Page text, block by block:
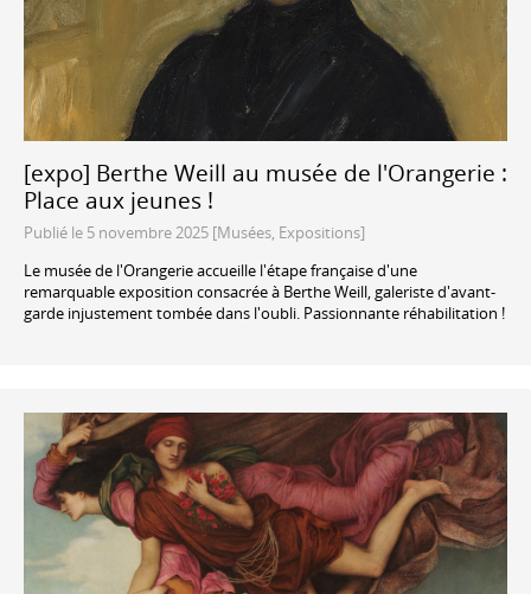
[expo] Berthe Weill au musée de l'Orangerie :
Place aux jeunes !
Publié le 5 novembre 2025 [Musées, Expositions]
Le musée de l'Orangerie accueille l'étape française d'une
remarquable exposition consacrée à Berthe Weill, galeriste d'avant-
garde injustement tombée dans l'oubli. Passionnante réhabilitation !